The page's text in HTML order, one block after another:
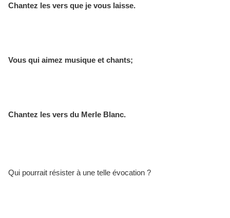
Chantez les vers que je vous laisse.
Vous qui aimez musique et chants;
Chantez les vers du Merle Blanc.
Qui pourrait résister à une telle évocation ?